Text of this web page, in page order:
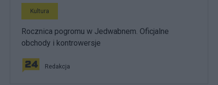
Kultura
Rocznica pogromu w Jedwabnem. Oficjalne
obchody i kontrowersje
Redakcja